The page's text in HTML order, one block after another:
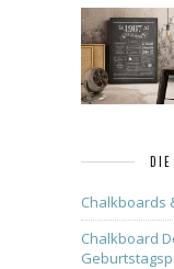
Chalkboards
Chalkboard